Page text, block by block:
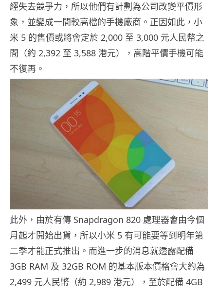
經失去競爭力，所以他們有計劃為公司改變平價形
象，並變成一間較高檔的手機廠商。正因如此，小
米 5 的售價或將會定於 2,000 至 3,000 元人民幣之
間（約 2,392 至 3,588 港元），高階平價手機可能
不復再。
此外，由於有傳 Snapdragon 820 處理器會由今個
月起才開始出貨，所以小米 5 有可能要等到明年第
二季才能正式推出。而進一步的消息就透露配備
3GB RAM 及 32GB ROM 的基本版本價格會大約為
2,499 元人民幣（約 2,989 港元），至於配備 4GB